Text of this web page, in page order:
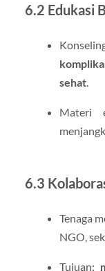
6.2 Edukasi
sehat.
Materi
6.3
Tenaga
NGO,
Tujuan: